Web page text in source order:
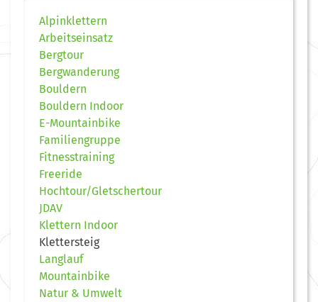
Alpinklettern
Arbeitseinsatz
Bergtour
Bergwanderung
Bouldern
Bouldern Indoor
E-Mountainbike
Familiengruppe
Fitnesstraining
Freeride
Hochtour/Gletschertour
JDAV
Klettern Indoor
Klettersteig
Langlauf
Mountainbike
Natur & Umwelt